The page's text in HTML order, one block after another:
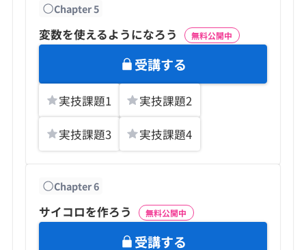
Chapter5
変数を使えるようになろう 無料公開中
受講する
実技課題1 実技課題2
実技課題3 実技課題4
Chapter6
サイコロを作ろう 無料公開中
受講する